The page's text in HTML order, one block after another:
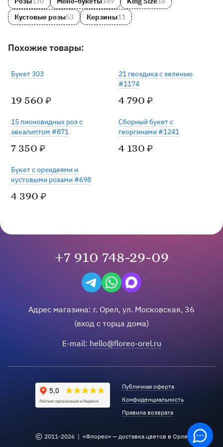
Кустовые розы53 Корзины11
Похожие товары:
Букет 303
19 560 ₽
21 гвоздика с зеленью
#1174
4 790 ₽
15 пионовидных роз с
эвкалиптом #871
7 350 ₽
Сборный букет с
георгинами #1241
Готов к отправке
4 130 ₽
Букет c орхидеями и
кустовыми розами #698
4 390 ₽
+7 910 748-29-09
Написать в Telegram
Написать на WhatsApp
Написать в Max
Адрес магазина: г. Орел, ул. Московская, 36
(вход с торца дома)
E-mail: hello@floreo-orel.ru
2011-2026 | «Флорео» — доставка цветов в Орле
Публичная оферта
Конфиденциальность
Правила возврата